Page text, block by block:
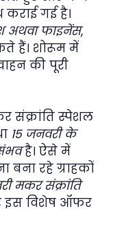
गई है।
अथवा फाइनेंस,
हैं। शोरूम में
वाहन की पूरी
संक्रांति स्पेशल
15 जनवरी के
है। ऐसे में
बना रहे ग्राहकों
मकर संक्रांति
इस विशेष ऑफर